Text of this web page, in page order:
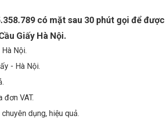
có mặt sau 30 phút gọi để
Giấy Hà Nội.
Nội.
- Hà Nội.
VAT.
dụng, hiệu quả.